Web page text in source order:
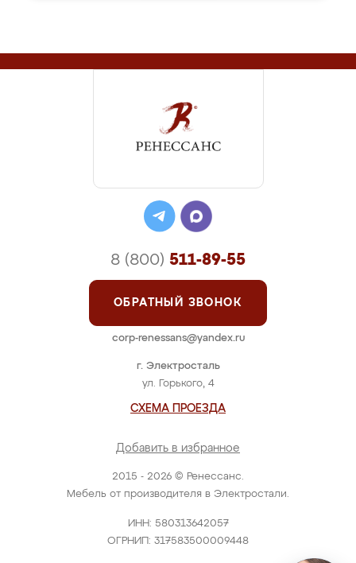
2015 - 2026 © Ренессанс.
Мебель от производителя в Электростали.
ИНН: 580313642057
ОГРНИП: 317583500009448
г. Электросталь
ул. Горького, 4
СХЕМА ПРОЕЗДА
Добавить в избранное
8 (800) 511-89-55
ОБРАТНЫЙ ЗВОНОК
corp-renessans@yandex.ru